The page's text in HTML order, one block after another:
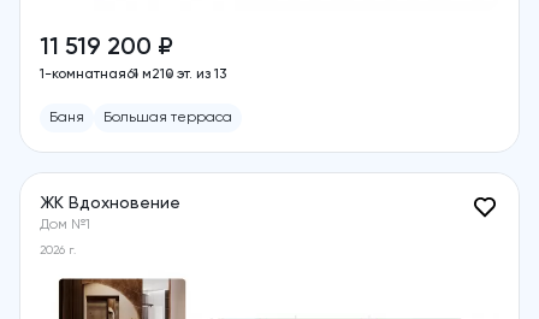
11 519 200 ₽
1-комнатная61 м210 эт. из 13
Баня Большая терраса
ЖК Вдохновение
Дом №1
2026 г.